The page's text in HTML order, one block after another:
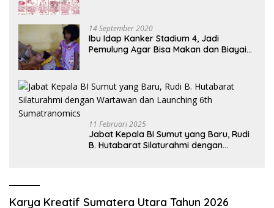
14 September 2020
Ibu Idap Kanker Stadium 4, Jadi
Pemulung Agar Bisa Makan dan Biayai
11 Februari 2025
Jabat Kepala BI Sumut yang Baru, Rudi
B. Hutabarat Silaturahmi dengan
Karya Kreatif Sumatera Utara Tahun 2026